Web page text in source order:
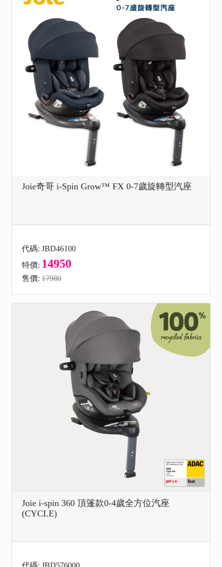
Joie奇哥 i-Spin Grow™ FX 0-7歲旋轉型汽座
代碼: JBD46100
特價: 14950
售價: 17980
Joie i-spin 360 頂篷款0-4歲全方位汽座
(CYCLE)
代碼: JBD576000